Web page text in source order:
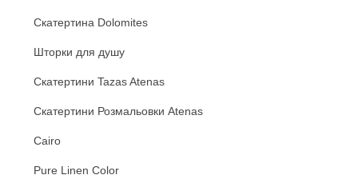
Скатертина Dolomites
Шторки для душу
Скатертини Tazas Atenas
Скатертини Розмальовки Atenas
Cairo
Pure Linen Color